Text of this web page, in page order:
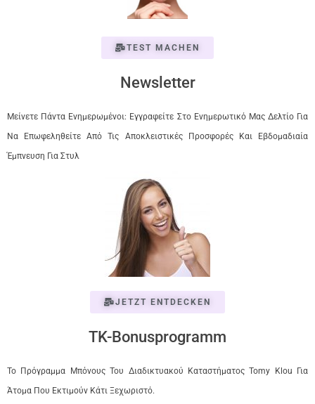
TEST MACHEN
Newsletter
Μείνετε Πάντα Ενημερωμένοι: Εγγραφείτε Στο Ενημερωτικό Μας Δελτίο Για
Να Επωφεληθείτε Από Τις Αποκλειστικές Προσφορές Και Εβδομαδιαία
Έμπνευση Για Στυλ
JETZT ENTDECKEN
TK-Bonusprogramm
Το Πρόγραμμα Μπόνους Του Διαδικτυακού Καταστήματος Tomy Klou Για
Άτομα Που Εκτιμούν Κάτι Ξεχωριστό.